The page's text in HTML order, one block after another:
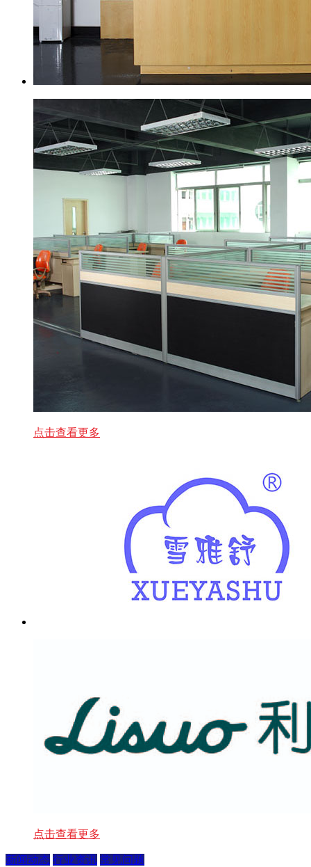
点击查看更多
点击查看更多
新闻动态 行业资讯 常见问题